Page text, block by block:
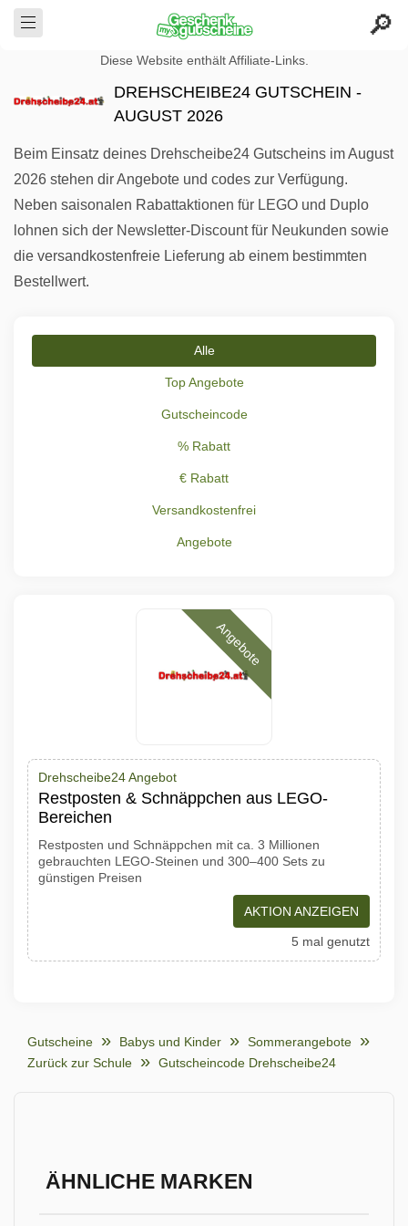
Diese Website enthält Affiliate-Links.
DREHSCHEIBE24 GUTSCHEIN -
AUGUST 2026
Beim Einsatz deines Drehscheibe24 Gutscheins im August
2026 stehen dir Angebote und codes zur Verfügung.
Neben saisonalen Rabattaktionen für LEGO und Duplo
lohnen sich der Newsletter-Discount für Neukunden sowie
die versandkostenfreie Lieferung ab einem bestimmten
Bestellwert.
Alle
Top Angebote
Gutscheincode
% Rabatt
€ Rabatt
Versandkostenfrei
Angebote
Angebote
Drehscheibe24 Angebot
Restposten & Schnäppchen aus LEGO-
Bereichen
Restposten und Schnäppchen mit ca. 3 Millionen
gebrauchten LEGO-Steinen und 300–400 Sets zu
günstigen Preisen
AKTION ANZEIGEN
5 mal genutzt
Gutscheine Babys und Kinder
Sommerangebote
Zurück zur Schule
Gutscheincode Drehscheibe24
ÄHNLICHE MARKEN